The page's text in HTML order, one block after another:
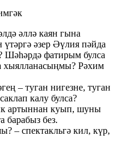
әллә каян гына
үтәргә әзер Әүлия пәйда
Шәһәрдә фатирым булса
хыялланасыңмы? Рәхим
– туган нигезне, туган
калу булса?
артыннан куып, шуны
барабыз без.
– спектакльгә кил, күр,